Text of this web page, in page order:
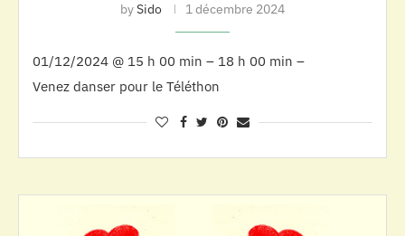
bySido 1 décembre 2024
01/12/2024 @ 15 h 00 min – 18 h 00 min –
Venez danser pour le Téléthon